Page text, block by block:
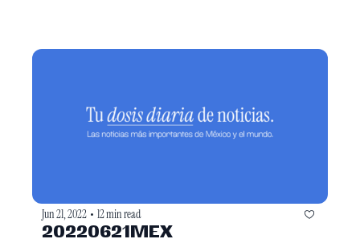
Jun 21, 2022 • 12 min read
20220621MEX